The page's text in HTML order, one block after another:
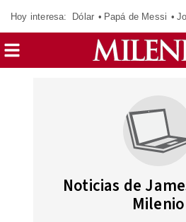
Hoy interesa: Dólar Papá de Messi
Noticias de
Milenio